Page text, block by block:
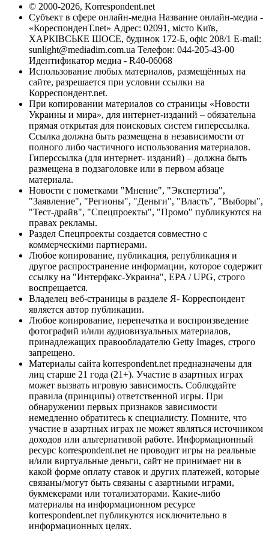
© 2000-2026, Korrespondent.net
Субъект в сфере онлайн-медиа Название онлайн-медиа -
«КореспонденТ.net» Адрес: 02091, місто Київ,
ХАРКІВСЬКЕ ШОСЕ, будинок 172-Б, офіс 208/1 E-mail:
sunlight@mediadim.com.ua Телефон: 044-205-43-00
Идентификатор медиа - R40-06068
Использование любых материалов, размещённых на
сайте, разрешается при условии ссылки на
Корреспондент.net.
При копировании материалов со страницы «Новости
Украины и мира», для интернет-изданий – обязательна
прямая открытая для поисковых систем гиперссылка.
Ссылка должна быть размещена в независимости от
полного либо частичного использования материалов.
Гиперссылка (для интернет- изданий) – должна быть
размещена в подзаголовке или в первом абзаце
материала.
Новости с пометками "Мнение", "Экспертиза",
"Заявление", "Регионы", "Деньги", "Власть", "Выборы",
"Тест-драйв", "Спецпроекты", "Промо" публикуются на
правах рекламы.
Раздел Спецпроекты создается совместно с
коммерческими партнерами.
Любое копирование, публикация, републикация и
другое распространение информации, которое содержит
ссылку на "Интерфакс-Украина", EPA / UPG, строго
воспрещается.
Владелец веб-страницы в разделе Я- Корреспондент
является автор публикации.
Любое копирование, перепечатка и воспроизведение
фотографий и/или аудиовизуальных материалов,
принадлежащих правообладателю Getty Images, строго
запрещено.
Материалы сайта korrespondent.net предназначены для
лиц старше 21 года (21+). Участие в азартных играх
может вызвать игровую зависимость. Соблюдайте
правила (принципы) ответственной игры. При
обнаружении первых признаков зависимости
немедленно обратитесь к специалисту. Помните, что
участие в азартных играх не может являться источником
доходов или альтернативой работе. Информационный
ресурс korrespondent.net не проводит игры на реальные
и/или виртуальные деньги, сайт не принимает ни в
какой форме оплату ставок и других платежей, которые
связаны/могут быть связаны с азартными играми,
букмекерами или тотализаторами. Какие-либо
материалы на информационном ресурсе
korrespondent.net публикуются исключительно в
информационных целях.